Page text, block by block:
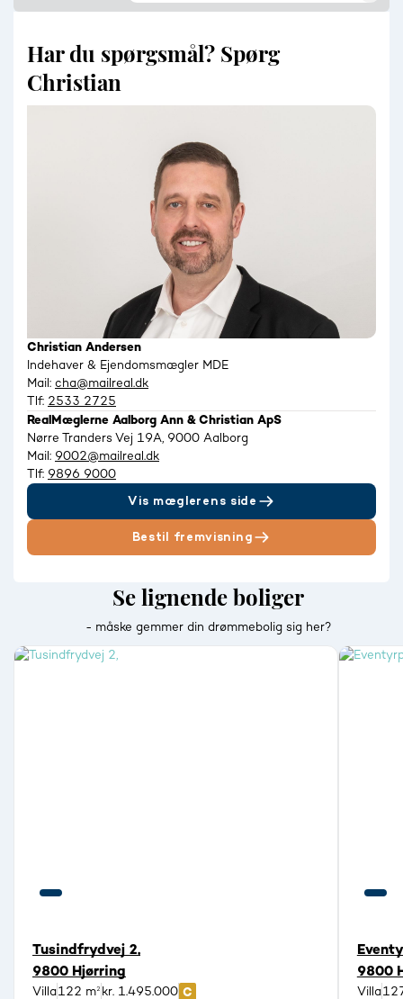
Har du spørgsmål? Spørg
Christian
Christian Andersen
Indehaver & Ejendomsmægler MDE
Mail: cha@mailreal.dk
Tlf: 2533 2725
RealMæglerne Aalborg Ann & Christian ApS
Nørre Tranders Vej 19A, 9000 Aalborg
Mail: 9002@mailreal.dk
Tlf: 9896 9000
Vis mæglerens side
Bestil fremvisning
Se lignende boliger
- måske gemmer din drømmebolig sig her?
Tusindfrydvej 2,
9800 Hjørring
Villa122 m² kr. 1.495.000
9800
Villa